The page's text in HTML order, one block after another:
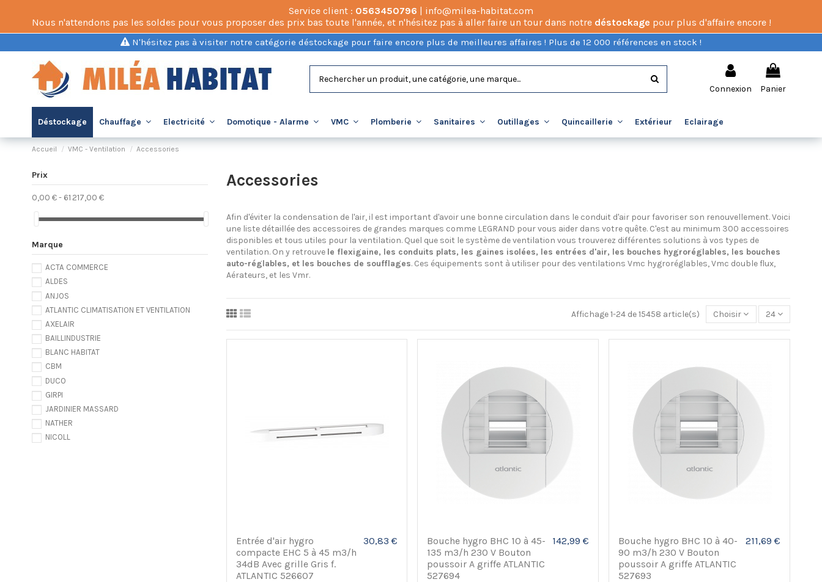
Service client : 0563450796 | info@milea-habitat.com
Nous n'attendons pas les soldes pour vous proposer des prix bas toute l'année, et n'hésitez pas à aller faire un tour dans notre déstockage pour plus d'affaire encore !
N'hésitez pas à visiter notre catégorie déstockage pour faire encore plus de meilleures affaires ! Plus de 12 000 références en stock !
Connexion Panier
Déstockage Chauffage Electricité Domotique - Alarme VMC Plomberie Sanitaires Outillages Quincaillerie Extérieur Eclairage
Accueil VMC - Ventilation Accessories
Accessories
Afin d'éviter la condensation de l'air, il est important d'avoir une bonne circulation dans le conduit d'air pour favoriser son renouvellement. Voici
une liste détaillée des accessoires de grandes marques comme LEGRAND pour vous aider dans votre quête. C'est au minimum 300 accessoires
disponibles et tous utiles pour la ventilation. Quel que soit le système de ventilation vous trouverez différentes solutions à vos types de
ventilation. On y retrouve le flexigaine, les conduits plats, les gaines isolées, les entrées d'air, les bouches hygroréglables, les bouches
auto-réglables, et les bouches de soufflages. Ces équipements sont à utiliser pour des ventilations Vmc hygroréglables, Vmc double flux,
Aérateurs, et les Vmr.
Affichage 1-24 de 15458 article(s) Choisir 24
Entrée d'air hygro
compacte EHC 5 à 45 m3/h
34dB Avec grille Gris f.
ATLANTIC 526607
30,83 €
Bouche hygro BHC 10 à 45-
135 m3/h 230 V Bouton
poussoir A griffe ATLANTIC
527694
142,99 €
Bouche hygro BHC 10 à 40-
90 m3/h 230 V Bouton
poussoir A griffe ATLANTIC
527693
211,69 €
Prix
0,00 € - 61 217,00 €
Marque
ACTA COMMERCE
ALDES
ANJOS
ATLANTIC CLIMATISATION ET VENTILATION
AXELAIR
BAILLINDUSTRIE
BLANC HABITAT
CBM
DUCO
GIRPI
JARDINIER MASSARD
NATHER
NICOLL